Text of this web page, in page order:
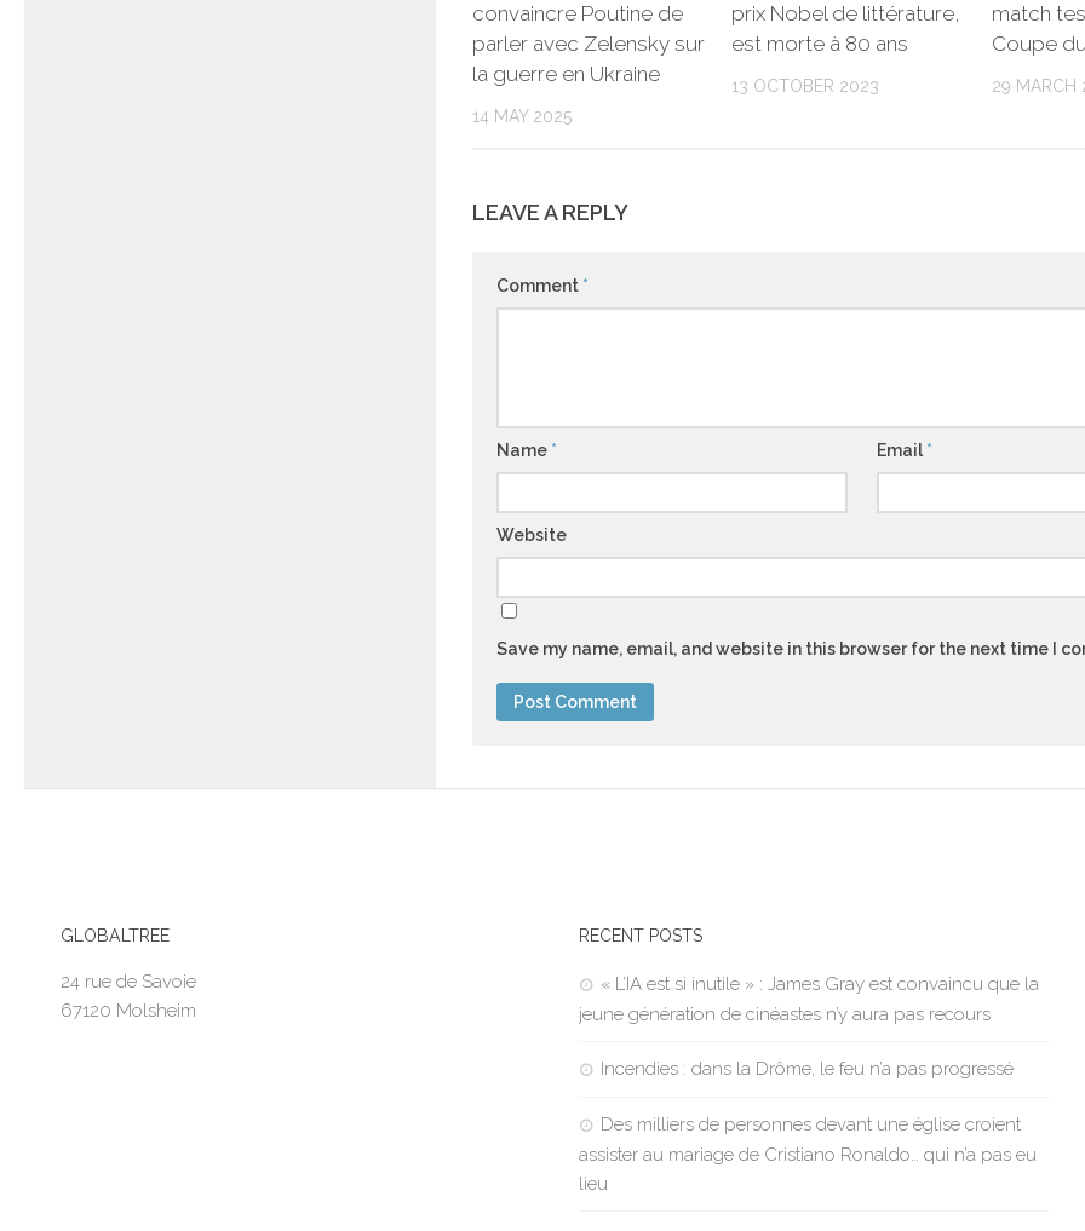
convaincre Poutine de
parler avec Zelensky sur
la guerre en Ukraine
14 MAY 2025
prix Nobel de littérature,
est morte à 80 ans
13 OCTOBER 2023
match
Coupe
29 MARCH
LEAVE A REPLY
Comment *
Name * Email*
Website
Save my name, email, and website in this browser for the next time I
GLOBALTREE
24 rue de Savoie
67120 Molsheim
RECENT POSTS
« L’IA est si inutile » : James Gray est convaincu que la
jeune génération de cinéastes n’y aura pas recours
Incendies : dans la Drôme, le feu n’a pas progressé
Des milliers de personnes devant une église croient
assister au mariage de Cristiano Ronaldo… qui n’a pas eu
lieu